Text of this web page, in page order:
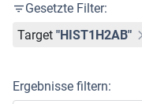
Gesetzte Filter:
Target "HIST1H2AB"
Ergebnisse filtern: